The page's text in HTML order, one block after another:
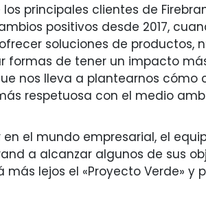
principales clientes de
positivos desde 2017,
soluciones de productos,
de tener un impacto
nos lleva a plantearnos
respetuosa con el medio
el mundo empresarial, el
a alcanzar algunos de sus
lejos el «Proyecto Verde» y